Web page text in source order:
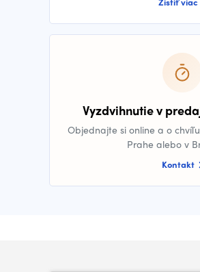
Vyzdvihnutie v
Objednajte si online a o
Prahe alebo v
Kontakt